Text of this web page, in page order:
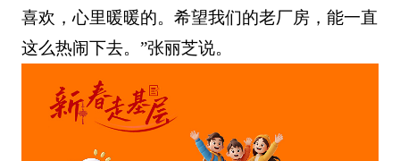
喜欢，心里暖暖的。希望我们的老厂房，能一直
这么热闹下去。”张丽芝说。